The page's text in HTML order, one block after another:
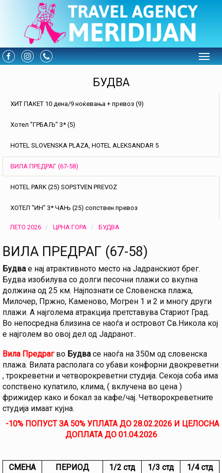
БУДВА
ХИТ ПАКЕТ 10 дена/9 ноќевања + превоз (9)
Хотел ”ГРБАЉ” 3* (5)
HOTEL SLOVENSKA PLAZA, HOTEL ALEKSANDAR 5
ВИЛА ПРЕДРАГ (67-58)
HOTEL PARK (25) SOPSTVEN PREVOZ
ХОТЕЛ "ИН" 3* ЧАЊ (25) сопствен превоз
ЛЕТО 2026 ЦРНА ГОРА БУДВА
ВИЛА ПРЕДРАГ (67-58)
Будва е нај атрактивното место на Јадранскиот брег.
Будва изобилува со долги песочни плажи со вкупна
должина од 25 км. Најпознати се Словенска плажа,
Милочер, Пржно, Каменово, Могрен 1 и 2 и многу други
плажи. А најголема атракција претставува Стариот Град.
Во непосредна близина се наоѓа и островот Св.Никола кој
е најголем во овој дел од Јадранот..
Вила Предраг во Будва се наоѓа на 350м од словенска
плажа. Вилата располага со убави конфорни двокреветни
, трокреветни и четворокреветни студија. Секоја соба има
сопствено купатило, клима, ( вклучена во цена )
фрижидер како и бокал за кафе/чај. Четворокреветните
студија имаат кујна.
-10% ПОПУСТ ЗА 50% УПЛАТА ДО 28.02.2026 И ЦЕЛОСНА
ДОПЛАТА ДО 01.04.2026
СМЕНА ПЕРИОД 1/2 стд 1/3 стд
1/4 стд